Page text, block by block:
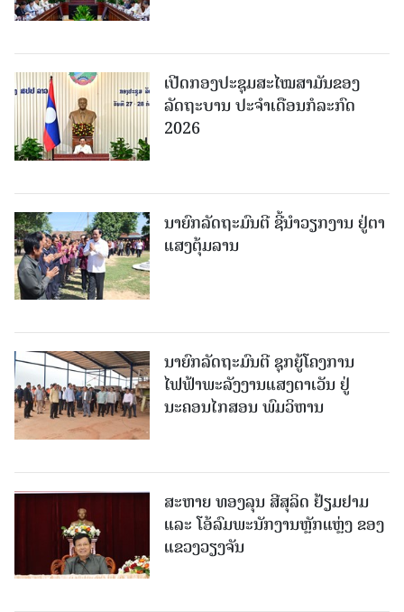
ເປີດກອງປະຊຸມສະໄໝສາມັນຂອງ
ລັດຖະບານ ປະຈໍາເດືອນກໍລະກົດ
2026
ນາຍົກລັດຖະມົນຕີ ຊີ້ນຳວຽກງານ ຢູ່ຕາ
ແສງຕຸ້ມລານ
ນາຍົກລັດຖະມົນຕີ ຊຸກຍູ້ໂຄງການ
ໄຟຟ້າພະລັງງານແສງຕາເວັນ ຢູ່
ນະຄອນໄກສອນ ພົມວິຫານ
ສະຫາຍ ທອງລຸນ ສີສຸລິດ ຢ້ຽມຢາມ
ແລະ ໂອ້ລົມພະນັກງານຫຼັກແຫຼ່ງ ຂອງ
ແຂວງວຽງຈັນ